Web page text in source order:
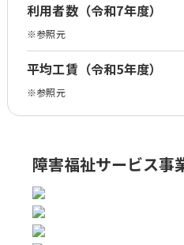
利用者数（令和7年度）
※参照元
平均工賃（令和5年度）
※参照元
障害福祉サービス事